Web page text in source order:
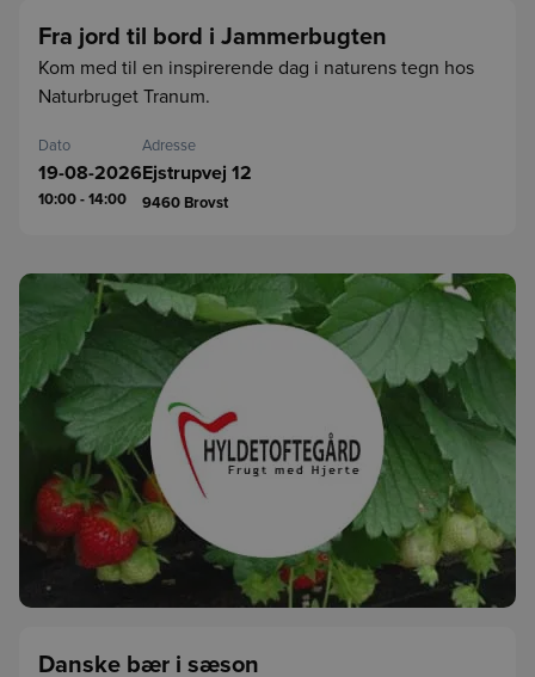
Fra jord til bord i Jammerbugten
Kom med til en inspirerende dag i naturens tegn hos
Naturbruget Tranum.
Dato
19-08-2026
10:00 - 14:00
Adresse
Ejstrupvej 12
9460 Brovst
Danske bær i sæson